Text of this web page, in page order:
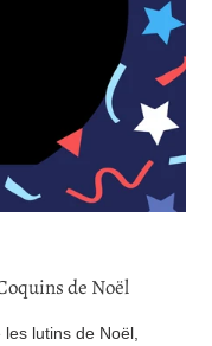
de Noël
lutins de Noël,